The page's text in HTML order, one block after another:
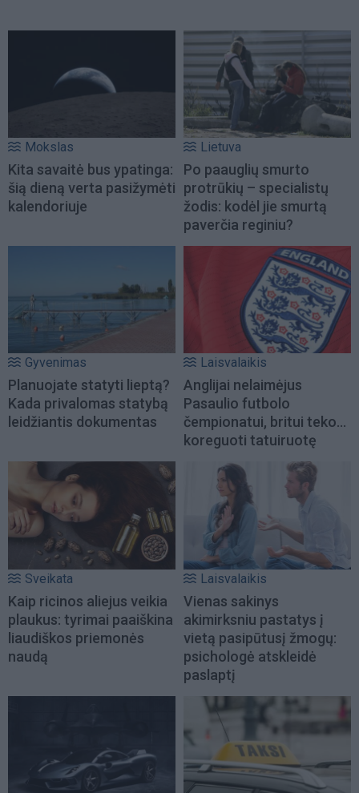
Mokslas
Kita savaitė bus ypatinga:
šią dieną verta pasižymėti
kalendoriuje
Lietuva
Po paauglių smurto
protrūkių – specialistų
žodis: kodėl jie smurtą
paverčia reginiu?
Gyvenimas
Planuojate statyti lieptą?
Kada privalomas statybą
leidžiantis dokumentas
Laisvalaikis
Anglijai nelaimėjus
Pasaulio futbolo
čempionatui, britui teko...
koreguoti tatuiruotę
Sveikata
Kaip ricinos aliejus veikia
plaukus: tyrimai paaiškina
liaudiškos priemonės
naudą
Laisvalaikis
Vienas sakinys
akimirksniu pastatys į
vietą pasipūtusį žmogų:
psichologė atskleidė
paslaptį